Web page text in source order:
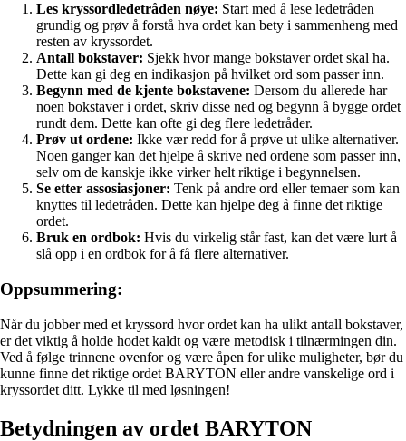
Les kryssordledetråden nøye: Start med å lese ledetråden
grundig og prøv å forstå hva ordet kan bety i sammenheng med
resten av kryssordet.
Antall bokstaver: Sjekk hvor mange bokstaver ordet skal ha.
Dette kan gi deg en indikasjon på hvilket ord som passer inn.
Begynn med de kjente bokstavene: Dersom du allerede har
noen bokstaver i ordet, skriv disse ned og begynn å bygge ordet
rundt dem. Dette kan ofte gi deg flere ledetråder.
Prøv ut ordene: Ikke vær redd for å prøve ut ulike alternativer.
Noen ganger kan det hjelpe å skrive ned ordene som passer inn,
selv om de kanskje ikke virker helt riktige i begynnelsen.
Se etter assosiasjoner: Tenk på andre ord eller temaer som kan
knyttes til ledetråden. Dette kan hjelpe deg å finne det riktige
ordet.
Bruk en ordbok: Hvis du virkelig står fast, kan det være lurt å
slå opp i en ordbok for å få flere alternativer.
Oppsummering:
Når du jobber med et kryssord hvor ordet kan ha ulikt antall bokstaver,
er det viktig å holde hodet kaldt og være metodisk i tilnærmingen din.
Ved å følge trinnene ovenfor og være åpen for ulike muligheter, bør du
kunne finne det riktige ordet BARYTON eller andre vanskelige ord i
kryssordet ditt. Lykke til med løsningen!
Betydningen av ordet BARYTON